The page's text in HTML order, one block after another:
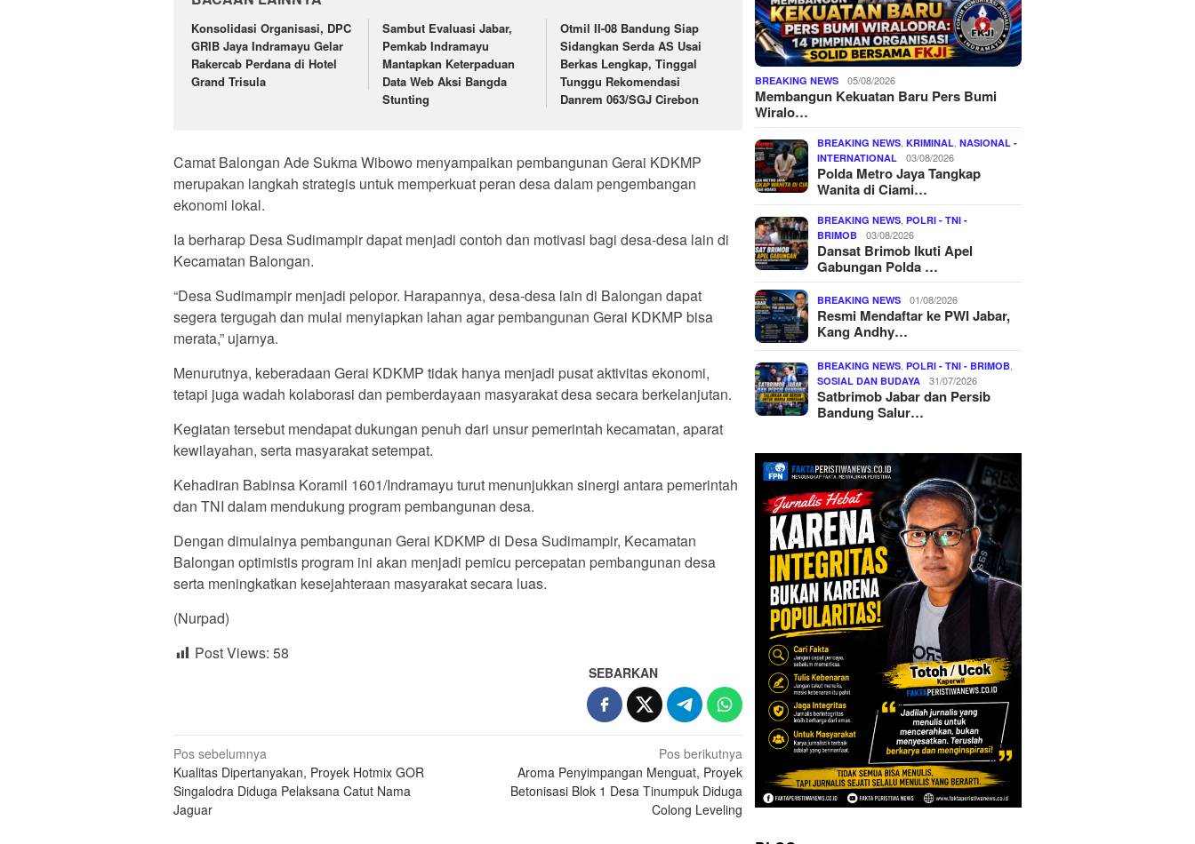
Konsolidasi Organisasi, DPC
GRIB Jaya Indramayu Gelar
Rakercab Perdana di Hotel
Grand Trisula
Sambut Evaluasi Jabar,
Pemkab Indramayu
Mantapkan Keterpaduan
Data Web Aksi Bangda
Stunting
Otmil II-08 Bandung Siap
Sidangkan Serda AS Usai
Berkas Lengkap, Tinggal
Tunggu Rekomendasi
Danrem 063/SGJ Cirebon
Camat Balongan Ade Sukma Wibowo menyampaikan pembangunan Gerai KDKMP
merupakan langkah strategis untuk memperkuat peran desa dalam pengembangan
ekonomi lokal.
Ia berharap Desa Sudimampir dapat menjadi contoh dan motivasi bagi desa-desa lain di
Kecamatan Balongan.
“Desa Sudimampir menjadi pelopor. Harapannya, desa-desa lain di Balongan dapat
segera tergugah dan mulai menyiapkan lahan agar pembangunan Gerai KDKMP bisa
merata,” ujarnya.
Menurutnya, keberadaan Gerai KDKMP tidak hanya menjadi pusat aktivitas ekonomi,
tetapi juga wadah kolaborasi dan pemberdayaan masyarakat desa secara berkelanjutan.
Kegiatan tersebut mendapat dukungan penuh dari unsur pemerintah kecamatan, aparat
kewilayahan, serta masyarakat setempat.
Kehadiran Babinsa Koramil 1601/Indramayu turut menunjukkan sinergi antara pemerintah
dan TNI dalam mendukung program pembangunan desa.
Dengan dimulainya pembangunan Gerai KDKMP di Desa Sudimampir, Kecamatan
Balongan optimistis program ini akan menjadi pemicu percepatan pembangunan desa
serta meningkatkan kesejahteraan masyarakat secara luas.
(Nurpad)
Post Views: 58
SEBARKAN
Navigasi
pos
Pos sebelumnya
Kualitas Dipertanyakan, Proyek Hotmix GOR
Singalodra Diduga Pelaksana Catut Nama
Jaguar
Pos berikutnya
Aroma Penyimpangan Menguat, Proyek
Betonisasi Blok 1 Desa Tinumpuk Diduga
Colong Leveling
BREAKING NEWS 05/08/2026
Membangun Kekuatan Baru Pers Bumi
Wiralo…
BREAKING NEWS ,KRIMINAL ,NASIONAL -
INTERNATIONAL
03/08/2026
Polda Metro Jaya Tangkap
Wanita di Ciami…
BREAKING NEWS ,POLRI - TNI -
BRIMOB
03/08/2026
Dansat Brimob Ikuti Apel
Gabungan Polda …
BREAKING NEWS 01/08/2026
Resmi Mendaftar ke PWI Jabar,
Kang Andhy…
BREAKING NEWS ,POLRI - TNI - BRIMOB
SOSIAL DAN BUDAYA 31/07/2026
Satbrimob Jabar dan Persib
Bandung Salur…